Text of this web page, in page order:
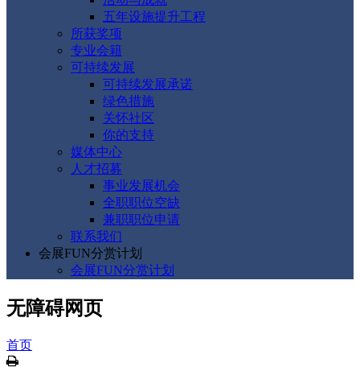
五年设施提升工程
所获奖项
专业会籍
可持续发展
可持续发展承诺
绿色措施
关怀社区
你的支持
媒体中心
人才招募
事业发展机会
全职职位空缺
兼职职位申请
联系我们
会展FUN分赏计划
会展FUN分赏计划
无障碍网页
首页
列